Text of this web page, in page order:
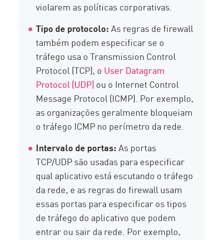
violarem as políticas corporativas.
Tipo de protocolo:As regras de firewall
também podem especificar se o
tráfego usa o Transmission Control
Protocol (TCP), o User Datagram
Protocol (UDP) ou o Internet Control
Message Protocol (ICMP). Por exemplo,
as organizações geralmente bloqueiam
o tráfego ICMP no perímetro da rede.
Intervalo de portas:As portas
TCP/UDP são usadas para especificar
qual aplicativo está escutando o tráfego
da rede, e as regras do firewall usam
essas portas para especificar os tipos
de tráfego do aplicativo que podem
entrar ou sair da rede. Por exemplo,